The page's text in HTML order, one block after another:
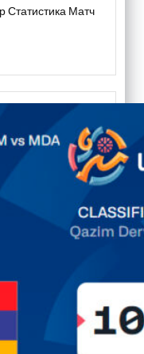
Статистика Матч